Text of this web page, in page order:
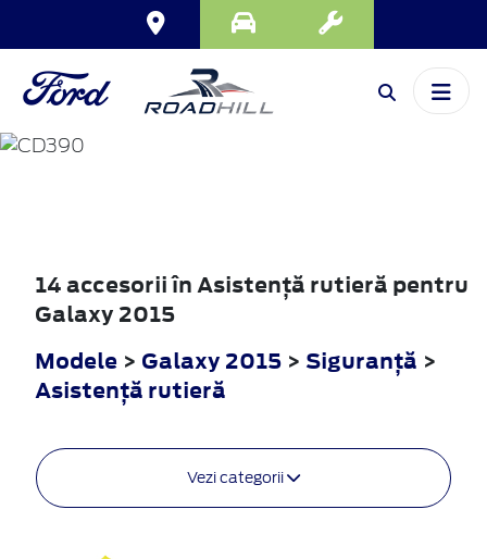
GALAXY
14 accesorii în Asistenţă rutieră pentru
Galaxy 2015
Modele > Galaxy 2015 > Siguranţă >
Asistenţă rutieră
Vezi categorii